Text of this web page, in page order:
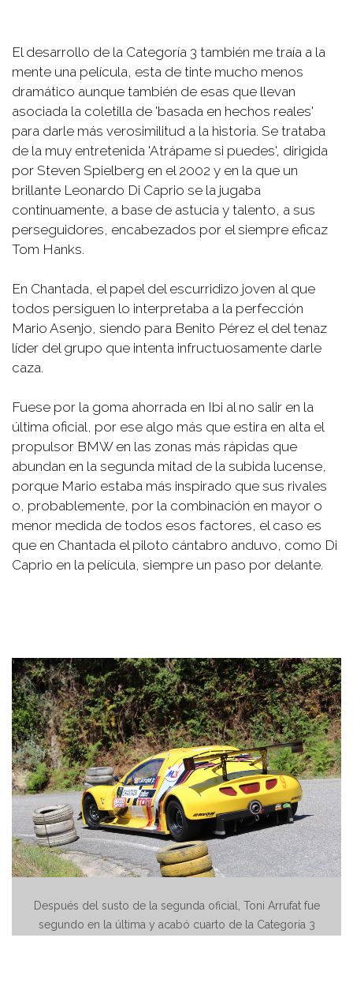
El desarrollo de la Categoría 3 también me traía a la
mente una película, esta de tinte mucho menos
dramático aunque también de esas que llevan
asociada la coletilla de 'basada en hechos reales'
para darle más verosimilitud a la historia. Se trataba
de la muy entretenida 'Atrápame si puedes', dirigida
por Steven Spielberg en el 2002 y en la que un
brillante Leonardo Di Caprio se la jugaba
continuamente, a base de astucia y talento, a sus
perseguidores, encabezados por el siempre eficaz
Tom Hanks.
En Chantada, el papel del escurridizo joven al que
todos persiguen lo interpretaba a la perfección
Mario Asenjo, siendo para Benito Pérez el del tenaz
líder del grupo que intenta infructuosamente darle
caza.
Fuese por la goma ahorrada en Ibi al no salir en la
última oficial, por ese algo más que estira en alta el
propulsor BMW en las zonas más rápidas que
abundan en la segunda mitad de la subida lucense,
porque Mario estaba más inspirado que sus rivales
o, probablemente, por la combinación en mayor o
menor medida de todos esos factores, el caso es
que en Chantada el piloto cántabro anduvo, como Di
Caprio en la película, siempre un paso por delante.
Después del susto de la segunda oficial, Toni Arrufat fue
segundo en la última y acabó cuarto de la Categoría 3